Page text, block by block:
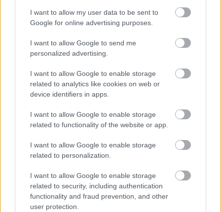
I want to allow my user data to be sent to
Google for online advertising purposes.
I want to allow Google to send me
personalized advertising.
I want to allow Google to enable storage
related to analytics like cookies on web or
device identifiers in apps.
I want to allow Google to enable storage
related to functionality of the website or app.
I want to allow Google to enable storage
related to personalization.
I want to allow Google to enable storage
related to security, including authentication
functionality and fraud prevention, and other
user protection.
sikerült integrálni. Holott mindenki tudja, hogy pénz
legfeljebb a roma haveroknak volt. Habiszti az is,
névjegykártyáin a magyar „felzárkózás”-t angolul
„integration”-nek fordítják, holott mindenki tudja,
hogy a kormány legfőbb döntéshozói fejében és a
gyakorlatban ezek egymást kizáró folyamatok.
Köznapi habiszti, hogy vezetőink tudatosan
könyörületet mondanak szolidaritás helyett, holott a
kettő viszonyrendszere éppen ellentétes egymással,
és az elvárható minimumot összecseréli a megtehető
De a legvállalhatatlanabb habiszti az, hogy a
módon próbálják elhitetni mindenkivel, hogy az
Országos Roma Önkormányzat - mely se nem
független, se nem szakmai, se nem civil, se nem
valódi képviseleti - a legjobb alanya annak, hogy